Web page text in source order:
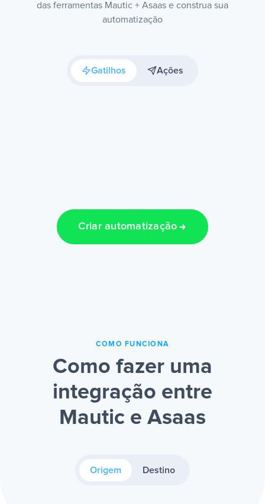
das ferramentas Mautic + Asaas e construa sua
automatização
Gatilhos Ações
Criar automatização
COMO FUNCIONA
Como fazer uma
integração entre
Mautic e Asaas
Origem Destino